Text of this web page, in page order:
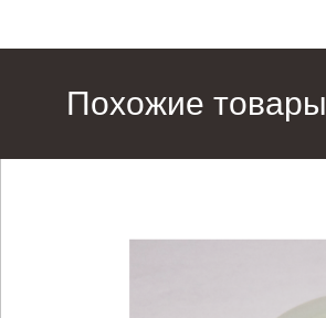
Похожие товары